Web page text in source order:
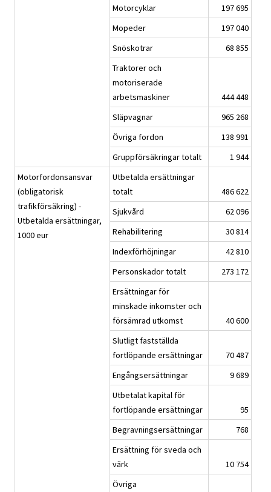
Motorcyklar
197 695
Mopeder
197 040
Snöskotrar
68 855
Traktorer och
motoriserade
arbetsmaskiner
444 448
Släpvagnar
965 268
Övriga fordon
138 991
Gruppförsäkringar totalt
1 944
Motorfordonsansvar
(obligatorisk
trafikförsäkring) -
Utbetalda ersättningar,
1000 eur
Utbetalda ersättningar
totalt
486 622
Sjukvård
62 096
Rehabilitering
30 814
Indexförhöjningar
42 810
Personskador totalt
273 172
Ersättningar för
minskade inkomster och
försämrad utkomst
40 600
Slutligt fastställda
fortlöpande ersättningar
70 487
Engångsersättningar
9 689
Utbetalat kapital för
fortlöpande ersättningar
95
Begravningsersättningar
768
Ersättning för sveda och
värk
10 754
Övriga